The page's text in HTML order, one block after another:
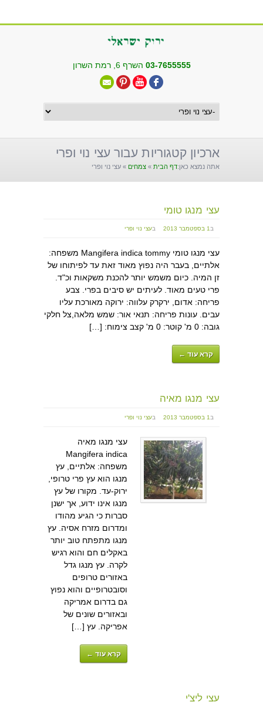
03-7655555 השרף 6, רמת השרון
ארכיון קטגוריות עבור עצי נוי ופרי
אתה נמצא כאן:דף הבית » צמחים » עצי נוי ופרי
עצי מנגו טומי
ב1 בספטמבר 2013 בעצי נוי ופרי
עצי מנגו טומי Mangifera indica tommy משפחה:
אלתיים, בעבר היה נפוץ מאוד זאת עד לפיתוחו של
זן המיה. כיום משמש יותר להכנת משקאות וכ"ד.
פרי טעים מאוד. לעיתים יש סיבים בפרי. צבע
פריחה: אדום, ירקרק עלווה: ירוקה מאורכת עליו
עבים. עונות פריחה: תנאי אור: שמש מלאה,צל חלקי
גובה: 0 מ' קוטר: 0 מ' קצב צימוח: […]
קרא עוד ←
עצי מנגו מאיה
ב1 בספטמבר 2013 בעצי נוי ופרי
עצי מנגו מאיה
Mangifera indica
משפחה: אלתיים, עץ
מנגו הוא עץ פרי טרופי,
ירוק-עד. מקורו של עץ
מנגו אינו ידוע, אך ישנן
סברות כי הגיע מהודו
ומדרום מזרח אסיה. עץ
מנגו מתפתח טוב יותר
באקלים חם והוא רגיש
לקרה. עץ מנגו גדל
באזורים טרופים
וסובטרופיים והוא נפוץ
גם בדרום אמריקה
ובאזורים שונים של
אפריקה. עץ […]
קרא עוד ←
עצי ליצ'י